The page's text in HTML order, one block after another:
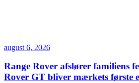
august 6, 2026
Range Rover afslører familiens
Rover GT bliver mærkets første